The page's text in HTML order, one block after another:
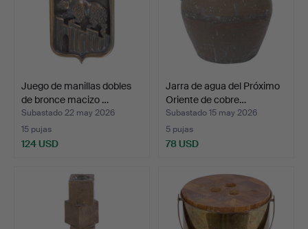
Juego de manillas dobles
de bronce macizo …
Subastado 22 may 2026
15 pujas
124 USD
Jarra de agua del Próximo
Oriente de cobre…
Subastado 15 may 2026
5 pujas
78 USD